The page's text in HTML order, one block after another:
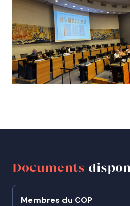
Documents
Membres du COP